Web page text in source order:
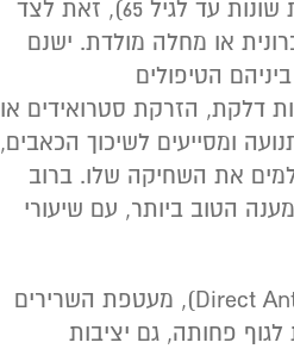
מהאנשים יסבלו משחיקת סחוס בדרגות שונות עד לגיל 65), זאת לצד
או מחלה מולדת. ישנם
הטיפולים
דלקת, הזרקת סטרואידים או
ומסייעים לשיכוך הכאבים,
את השחיקה שלו. ברוב
הטוב ביותר, עם שיעורי
ידוע שבגישה קדמית (Direct Anterior Approach), מעטפת השרירים
פחותה, גם יציבות